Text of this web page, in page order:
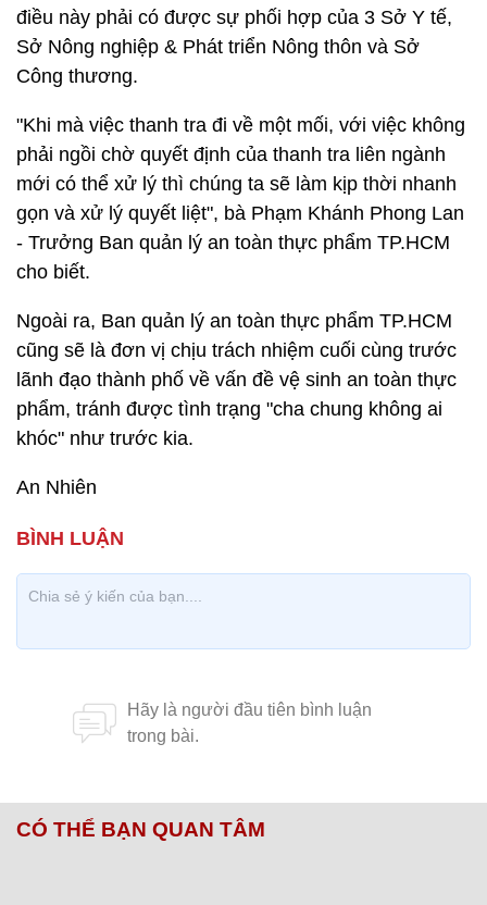
điều này phải có được sự phối hợp của 3 Sở Y tế,
Sở Nông nghiệp & Phát triển Nông thôn và Sở
Công thương.
"Khi mà việc thanh tra đi về một mối, với việc không
phải ngồi chờ quyết định của thanh tra liên ngành
mới có thể xử lý thì chúng ta sẽ làm kịp thời nhanh
gọn và xử lý quyết liệt", bà Phạm Khánh Phong Lan
- Trưởng Ban quản lý an toàn thực phẩm TP.HCM
cho biết.
Ngoài ra, Ban quản lý an toàn thực phẩm TP.HCM
cũng sẽ là đơn vị chịu trách nhiệm cuối cùng trước
lãnh đạo thành phố về vấn đề vệ sinh an toàn thực
phẩm, tránh được tình trạng "cha chung không ai
khóc" như trước kia.
An Nhiên
CÓ THỂ BẠN QUAN TÂM